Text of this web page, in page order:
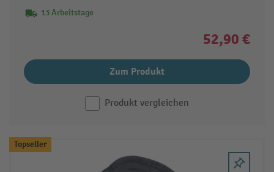
13 Arbeitstage
52,90 €
Zum Produkt
Produkt vergleichen
Topseller